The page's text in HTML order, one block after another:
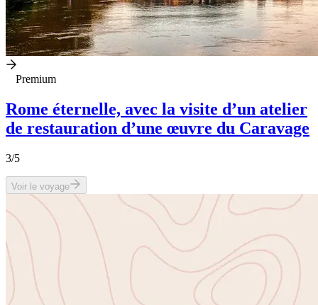
Premium
Rome éternelle, avec la visite d’un atelier
de restauration d’une œuvre du Caravage
3/5
Voir le voyage